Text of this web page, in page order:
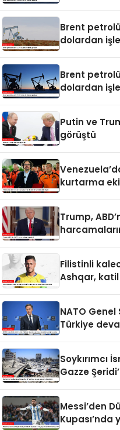
Brent
dolardan
Brent
dolardan
Putin ve
görüştü
kurtarma
Trump,
Filistinli
Ashqar,
NATO
Türkiye
Soykırımcı
Gazze
Messi’den
Kupası’nda